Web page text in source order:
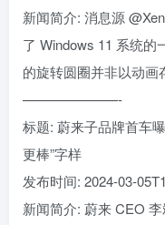
新闻简介: 消息源
了 Windows 11 系统的
的旋转圆圈并非以动画
———————-
标题: 蔚来子品牌首车
更棒”字样
发布时间: 2024-03-
新闻简介: 蔚来 CEO